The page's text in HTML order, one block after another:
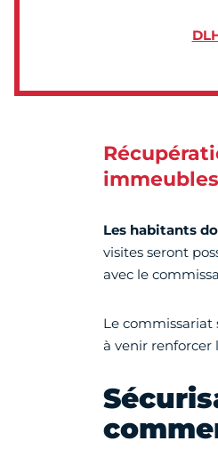
immeubles
Les habitants
visites seront
avec le
Le commissariat
à venir renforcer